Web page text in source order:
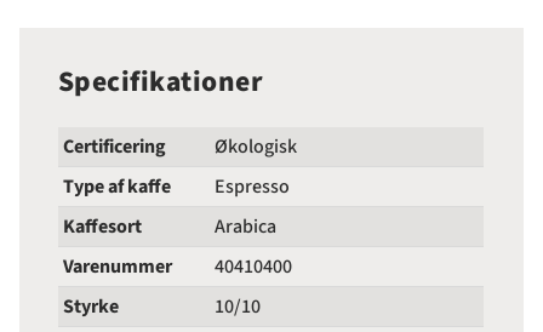
Specifikationer
Certificering
Økologisk
Type af kaffe
Espresso
Kaffesort
Arabica
Varenummer
40410400
Styrke
10/10